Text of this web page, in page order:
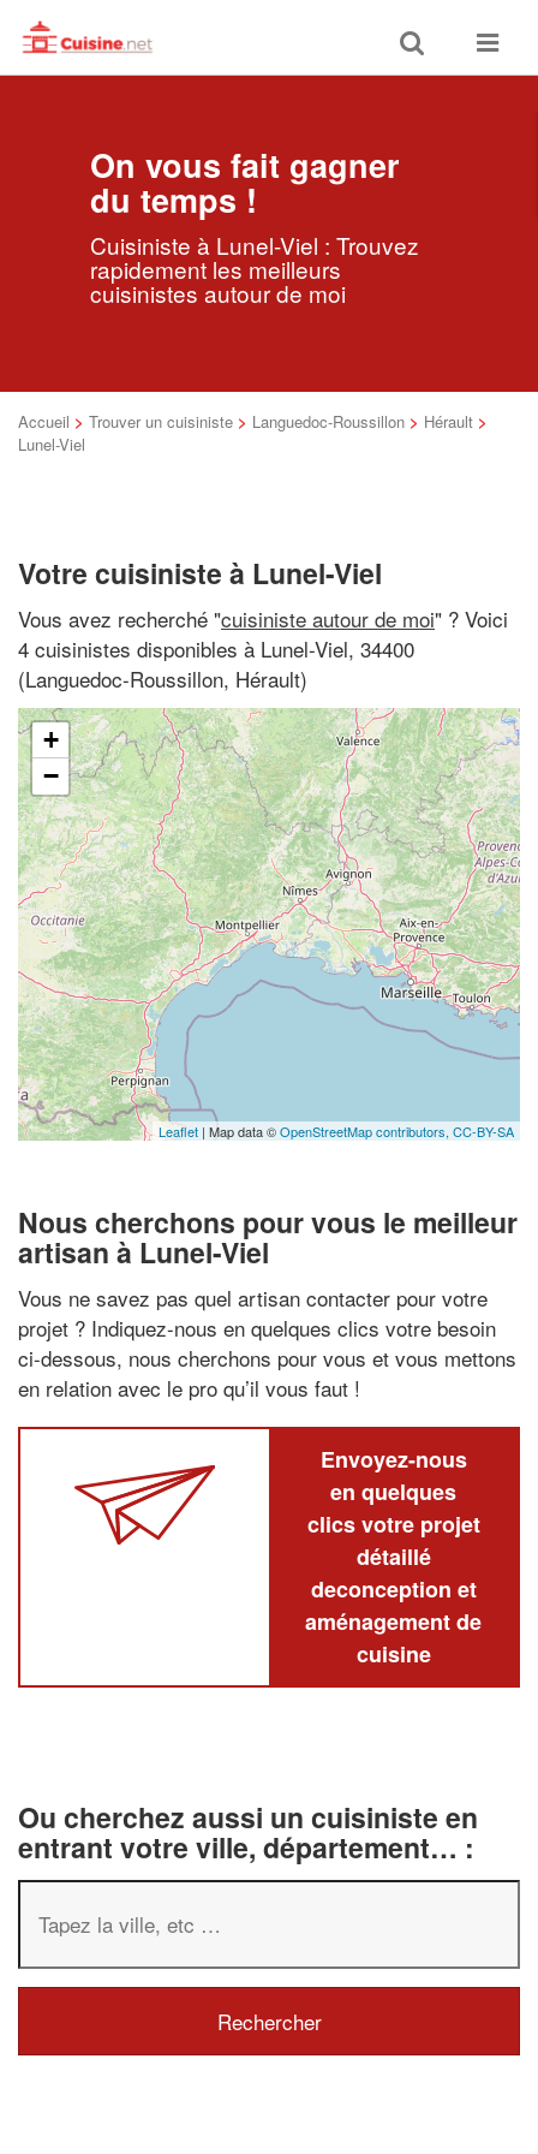
Toggle
search
Toggle
On vous fait gagner
du temps !
Cuisiniste à Lunel-Viel : Trouvez
rapidement les meilleurs
cuisinistes autour de moi
Accueil > Trouver un cuisiniste > Languedoc-Roussillon > Hérault >
Lunel-Viel
Votre cuisiniste à Lunel-Viel
Vous avez recherché "cuisiniste autour de moi" ? Voici
4 cuisinistes disponibles à Lunel-Viel, 34400
(Languedoc-Roussillon, Hérault)
+
−
Leaflet | Map data ©OpenStreetMap contributors, CC-BY-SA
Nous cherchons pour vous le meilleur
artisan à Lunel-Viel
Vous ne savez pas quel artisan contacter pour votre
projet ? Indiquez-nous en quelques clics votre besoin
ci-dessous, nous cherchons pour vous et vous mettons
en relation avec le pro qu’il vous faut !
Envoyez-nous
en quelques
clics votre projet
détaillé
deconception et
aménagement de
cuisine
Ou cherchez aussi un cuisiniste en
entrant votre ville, département… :